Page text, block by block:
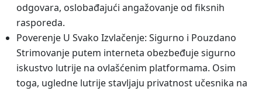
odgovara, oslobađajući angažovanje od fiksnih
rasporeda.
Poverenje U Svako Izvlačenje: Sigurno i Pouzdano
Strimovanje putem interneta obezbeđuje sigurno
iskustvo lutrije na ovlašćenim platformama. Osim
toga, ugledne lutrije stavljaju privatnost učesnika na